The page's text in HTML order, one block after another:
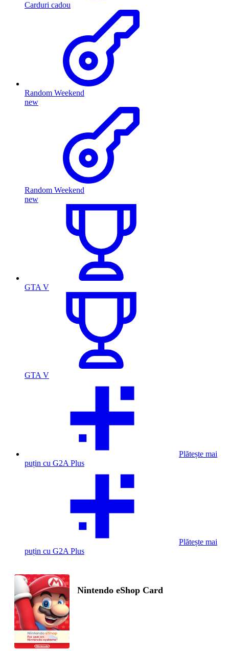
Carduri cadou
Random Weekend
new
Random Weekend
new
GTA V
GTA V
Plătește mai
puțin cu G2A Plus
Plătește mai
puțin cu G2A Plus
Nintendo eShop Card